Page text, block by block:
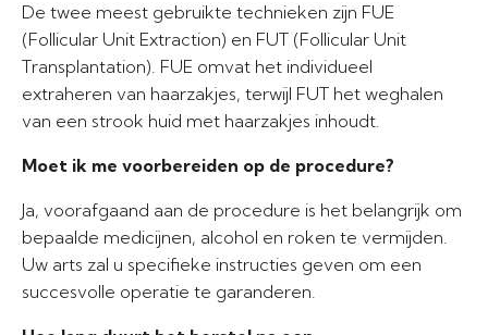
De twee meest gebruikte technieken zijn FUE
(Follicular Unit Extraction) en FUT (Follicular Unit
Transplantation). FUE omvat het individueel
extraheren van haarzakjes, terwijl FUT het weghalen
van een strook huid met haarzakjes inhoudt.
Moet ik me voorbereiden op de procedure?
Ja, voorafgaand aan de procedure is het belangrijk om
bepaalde medicijnen, alcohol en roken te vermijden.
Uw arts zal u specifieke instructies geven om een
succesvolle operatie te garanderen.